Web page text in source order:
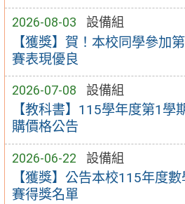
2026-08-03 設備組
【獲獎】賀！本校同學參加
賽表現優良
2026-07-08 設備組
【教科書】115學年度第1學
購價格公告
2026-06-22 設備組
【獲獎】公告本校115年度
賽得獎名單